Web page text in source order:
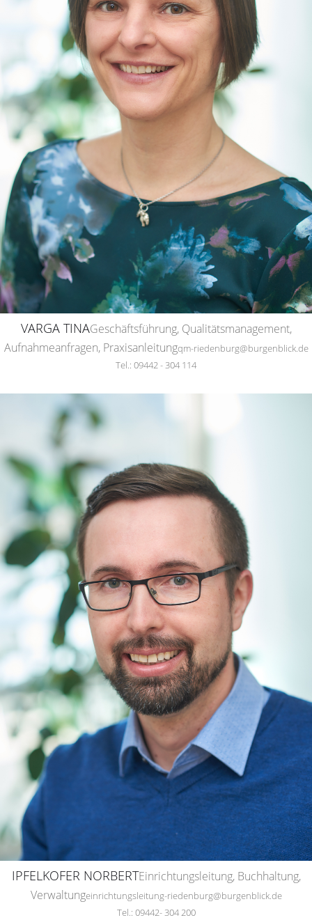
VARGA TINAGeschäftsführung, Qualitätsmanagement,
Aufnahmeanfragen, Praxisanleitungqm-riedenburg@burgenblick.de
Tel.: 09442 - 304 114
IPFELKOFER NORBERTEinrichtungsleitung, Buchhaltung,
Verwaltungeinrichtungsleitung-riedenburg@burgenblick.de
Tel.: 09442- 304 200